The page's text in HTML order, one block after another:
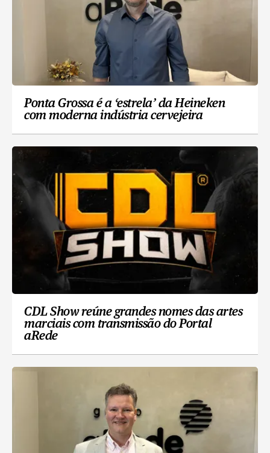
Ponta Grossa é a ‘estrela’ da Heineken
com moderna indústria cervejeira
CDL Show reúne grandes nomes das artes
marciais com transmissão do Portal
aRede